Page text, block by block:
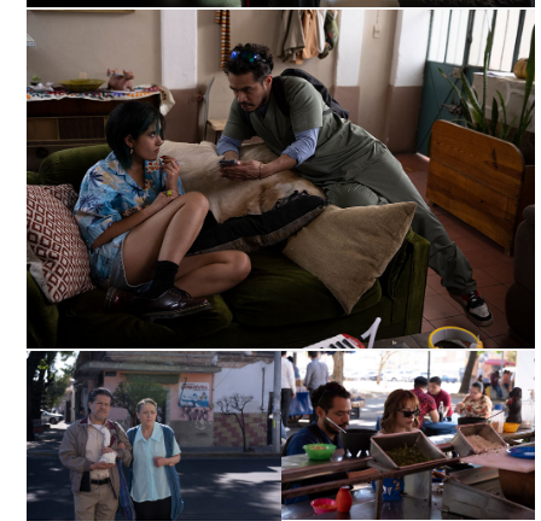
NADA QUE VER, ARCHIVO DDCM
NADA QUE VER, ARCHIVO DDCM